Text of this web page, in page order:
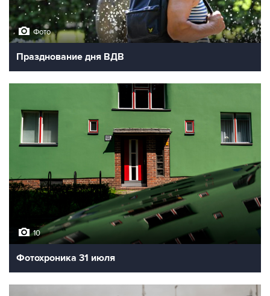
Фото
Празднование дня ВДВ
10
Фотохроника 31 июля